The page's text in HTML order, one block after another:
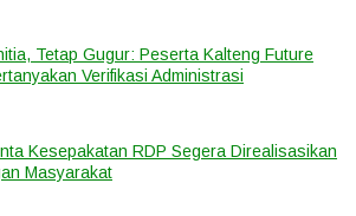
Tetap Gugur: Peserta Kalteng Future
Verifikasi Administrasi
Kesepakatan RDP Segera Direalisasikan
Masyarakat